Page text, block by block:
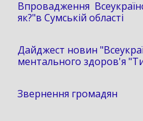
Впровадження
як?"в Сумській області
Дайджест новин
ментального здоров'я
Звернення громадян